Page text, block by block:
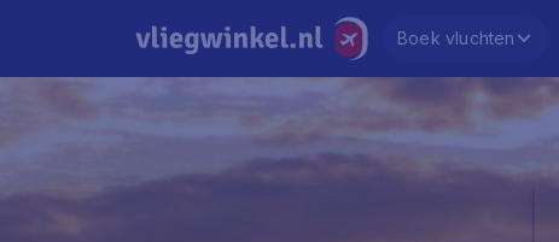
Boek vluchten